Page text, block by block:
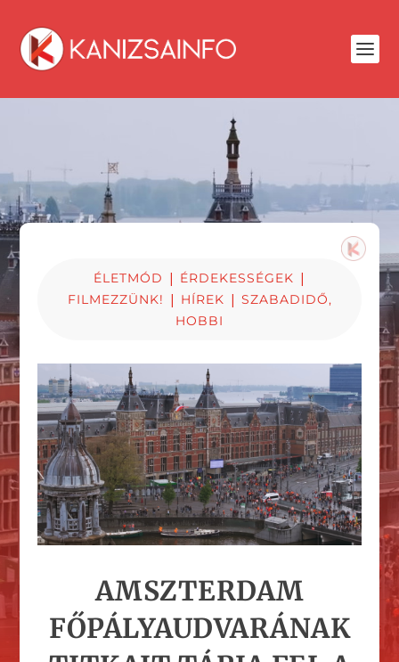
ÉLETMÓD | ÉRDEKESSÉGEK |
FILMEZZÜNK! | HÍREK | SZABADIDŐ,
HOBBI
AMSZTERDAM
FŐPÁLYAUDVARÁNAK